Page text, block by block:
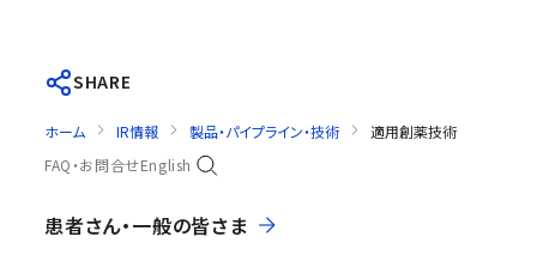
SHARE
ホーム IR情報 製品・パイプライン・技術
適用創薬技術
FAQ・お問合せEnglish
患者さん・一般の皆さま